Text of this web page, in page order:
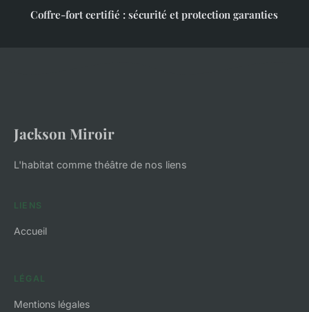
Coffre-fort certifié : sécurité et protection garanties
Jackson Miroir
L'habitat comme théâtre de nos liens
LIENS
Accueil
LÉGAL
Mentions légales